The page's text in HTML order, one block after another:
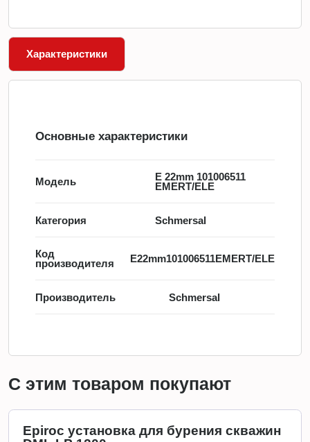
Характеристики
Основные характеристики
Модель
E 22mm 101006511
EMERT/ELE
Категория Schmersal
Код
производителя
E22mm101006511EMERT/ELE
Производитель Schmersal
С этим товаром покупают
Epiroc установка для бурения скважин